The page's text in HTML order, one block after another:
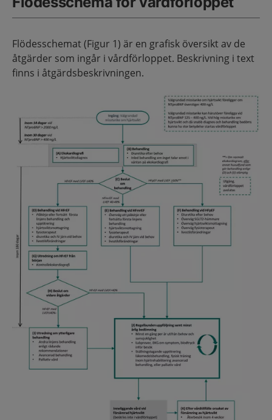
Flödesschemat (Figur 1) är en grafisk översikt av de
åtgärder som ingår i vårdförloppet. Beskrivning i text
finns i åtgärdsbeskrivningen.